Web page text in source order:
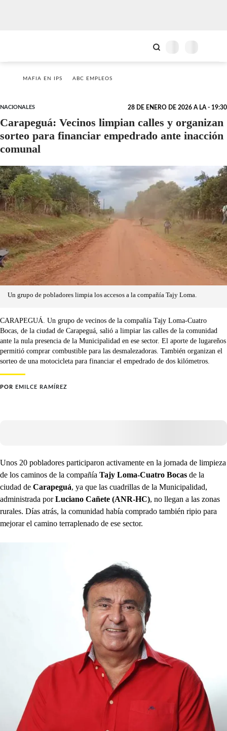
MAFIA EN IPS ABC EMPLEOS
NACIONALES 28 DE ENERO DE 2026 A LA - 19:30
Carapeguá: Vecinos limpian calles y organizan
sorteo para financiar empedrado ante inacción
comunal
Un grupo de pobladores limpia los accesos a la compañía Tajy Loma.
CARAPEGUÁ. Un grupo de vecinos de la compañía Tajy Loma-Cuatro
Bocas, de la ciudad de Carapeguá, salió a limpiar las calles de la comunidad
ante la nula presencia de la Municipalidad en ese sector. El aporte de lugareños
permitió comprar combustible para las desmalezadoras. También organizan el
sorteo de una motocicleta para financiar el empedrado de dos kilómetros.
POR EMILCE RAMÍREZ
Unos 20 pobladores participaron activamente en la jornada de limpieza
de los caminos de la compañía Tajy Loma-Cuatro Bocas de la
ciudad de Carapeguá, ya que las cuadrillas de la Municipalidad,
administrada porLuciano Cañete (ANR-HC), no llegan a las zonas
rurales. Días atrás, la comunidad había comprado también ripio para
mejorar el camino terraplenado de ese sector.